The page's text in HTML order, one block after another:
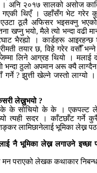
। अनि २०१७ सालको असोज
गएकी थिएँ । उहाँसँग भेट गरेर
एउटा ठूलै अफिसर भइसक्नु
खप्नु भयो, मैले त्यो भन्दा वढी
भैरह्यो । कार्डहरू आइरहन्छ
तयार छ, विहे गरेर वसौँ भन्ने
लिने आग्रह थियो । मलाई
भन्दा ठुलो अपमान अरू क्यै
गर्ने ? झुत्ती खेल्ने जस्तो लाग्यो
लेख्नुभयो ?
के के सोचियो के के । एकपल्ट
त्यही सदर । काँटछाँट गर्ने
लामिछानेलाई भूमिका लेख्न
नै भूमिका लेख्न लगाउने इच्छा
पराएको लेखक कथाकार